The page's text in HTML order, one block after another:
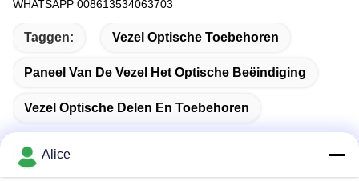
WHATSAPP 008613534063703
Taggen: Vezel Optische Toebehoren
Paneel Van De Vezel Het Optische Beëindiging
Vezel Optische Delen En Toebehoren
Alice